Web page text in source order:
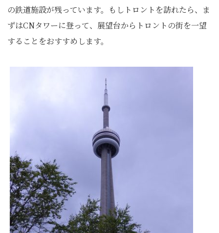
の鉄道施設が残っています。もしトロントを訪れたら、ま
ずはCNタワーに登って、展望台からトロントの街を一望
することをおすすめします。